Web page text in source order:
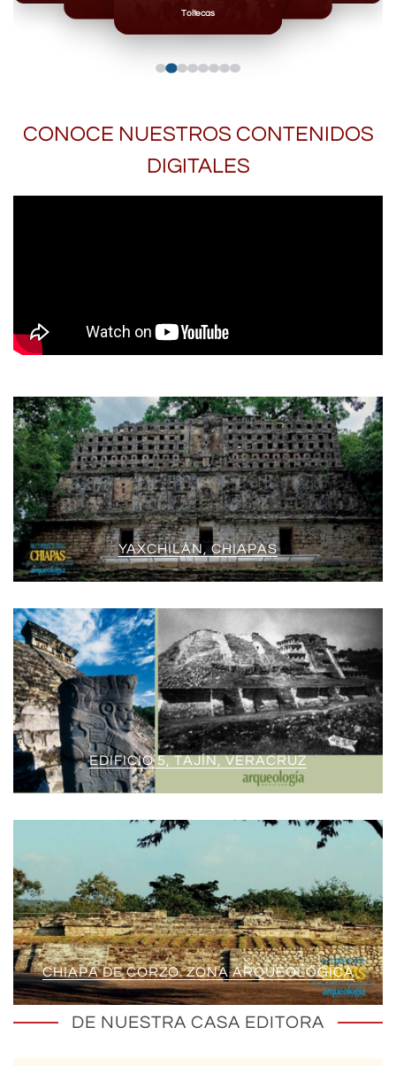
Toltecas
CONOCE NUESTROS CONTENIDOS
DIGITALES
YAXCHILÁN, CHIAPAS
EDIFICIO 5, TAJÍN, VERACRUZ
CHIAPA DE CORZO. ZONA ARQUEOLÓGICA
DE NUESTRA CASA EDITORA